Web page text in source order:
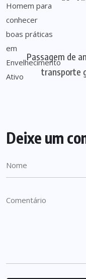
Passagem de
transporte
Deixe um